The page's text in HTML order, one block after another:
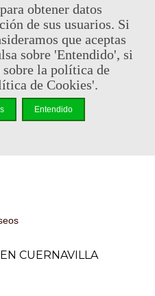
Al Carrito
Compartir
CUERNAVILLA
obtener datos
de sus usuarios. Si
que aceptas
sobre 'Entendido', si
la política de
de Cookies'.
Entendido